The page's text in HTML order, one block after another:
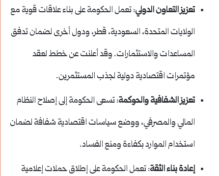
تعزيز التعاون الدولي: تعمل الحكومة على بناء علاقات قوية مع
الولايات المتحدة، السعودية، قطر، ودول أخرى لضمان تدفق
المساعدات والاستثمارات. وقد أعلنت عن خطط لعقد
مؤتمرات اقتصادية دولية لجذب المستثمرين.
تعزيز الشفافية والحوكمة: تسعى الحكومة إلى إصلاح النظام
المالي والمصرفي، ووضع سياسات اقتصادية شفافة لضمان
استخدام الموارد بكفاءة ومنع الفساد.
إعادة بناء الثقة: تعمل الحكومة على إطلاق حملات إعلامية